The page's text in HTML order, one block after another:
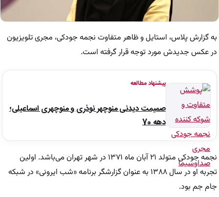
به گزارش پلاس، استایل و ظاهر متفاوت نجمه جودکی، مجری تلویزیون
در عکس جدیدش مورد توجه قرار گرفته است.
پیشنهاد مطالعه
صمیمت دیدنی منوچهر نوذری و منوچهری اسماعیلی؛
دهه 70
نجمه جودکی متولد ۲۱ آبان ماه ۱۳۷۱ در شهر تهران می‌باشد. اولین
تجربه او در سال ۱۳۸۸ به عنوان گزارشگر برنامه «شب ایرونی» در شبکه
جام جم بود.